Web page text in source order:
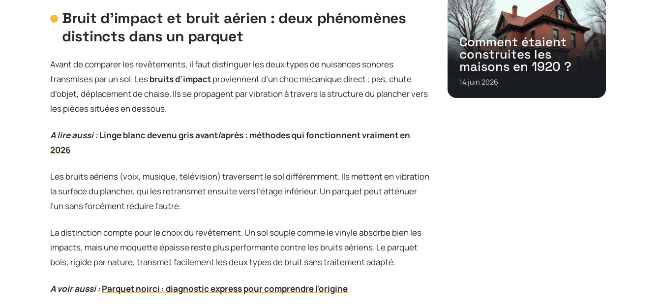
Bruit d’impact et bruit aérien : deux phénomènes
distincts dans un parquet
Avant de comparer les revêtements, il faut distinguer les deux types de nuisances sonores
transmises par un sol. Lesbruits d’impactproviennent d’un choc mécanique direct : pas, chute
d’objet, déplacement de chaise. Ils se propagent par vibration à travers la structure du plancher vers
les pièces situées en dessous.
A lire aussi :Linge blanc devenu gris avant/après : méthodes qui fonctionnent vraiment en
2026
Les bruits aériens (voix, musique, télévision) traversent le sol différemment. Ils mettent en vibration
la surface du plancher, qui les retransmet ensuite vers l’étage inférieur. Un parquet peut atténuer
l’un sans forcément réduire l’autre.
La distinction compte pour le choix du revêtement. Un sol souple comme le vinyle absorbe bien les
impacts, mais une moquette épaisse reste plus performante contre les bruits aériens. Le parquet
bois, rigide par nature, transmet facilement les deux types de bruit sans traitement adapté.
A voir aussi :Parquet noirci : diagnostic express pour comprendre l'origine
Comment étaient
construites les
maisons en 1920 ?
14 juin 2026